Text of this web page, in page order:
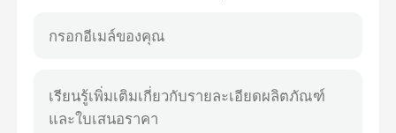
ตู้แช่แข็ง
เครื่อง Granita แช่แข็ง